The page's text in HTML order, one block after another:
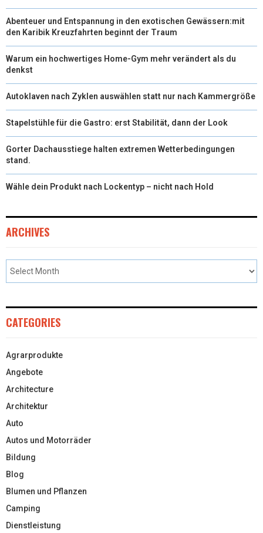
Abenteuer und Entspannung in den exotischen Gewässern:mit
den Karibik Kreuzfahrten beginnt der Traum
Warum ein hochwertiges Home-Gym mehr verändert als du
denkst
Autoklaven nach Zyklen auswählen statt nur nach Kammergröße
Stapelstühle für die Gastro: erst Stabilität, dann der Look
Gorter Dachausstiege halten extremen Wetterbedingungen
stand.
Wähle dein Produkt nach Lockentyp – nicht nach Hold
ARCHIVES
CATEGORIES
Agrarprodukte
Angebote
Architecture
Architektur
Auto
Autos und Motorräder
Bildung
Blog
Blumen und Pflanzen
Camping
Dienstleistung